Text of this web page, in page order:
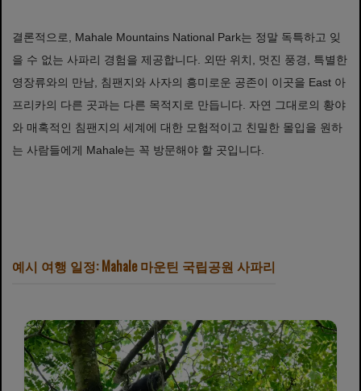
결론적으로, Mahale Mountains National Park는 정말 독특하고 잊
을 수 없는 사파리 경험을 제공합니다. 외딴 위치, 멋진 풍경, 특별한
영장류와의 만남, 침팬지와 사자의 흥미로운 공존이 이곳을 East 아
프리카의 다른 곳과는 다른 목적지로 만듭니다. 자연 그대로의 황야
와 매혹적인 침팬지의 세계에 대한 모험적이고 친밀한 몰입을 원하
는 사람들에게 Mahale는 꼭 방문해야 할 곳입니다.
예시 여행 일정: Mahale 마운틴 국립공원 사파리